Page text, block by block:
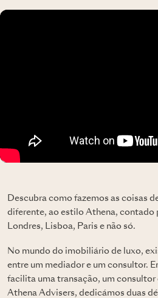
Descubra como fazemos as coisas
diferente, ao estilo Athena, contado
Londres, Lisboa, Paris e não só.
No mundo do imobiliário de luxo,
entre um mediador e um consultor.
facilita uma transação, um
Athena Advisers, dedicámos duas